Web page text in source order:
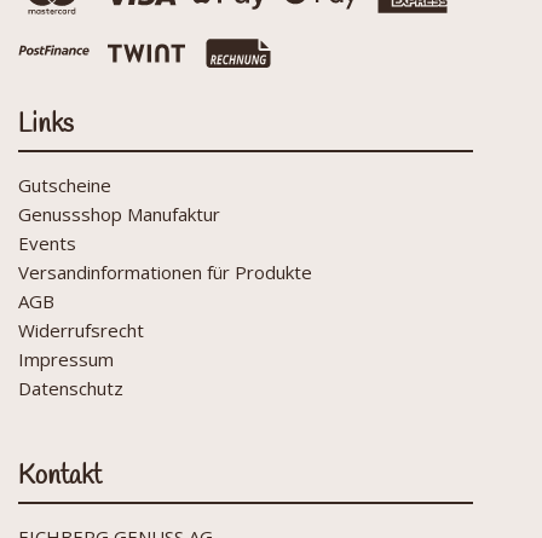
Links
Gutscheine
Genussshop Manufaktur
Events
Versandinformationen für Produkte
AGB
Widerrufsrecht
Impressum
Datenschutz
Kontakt